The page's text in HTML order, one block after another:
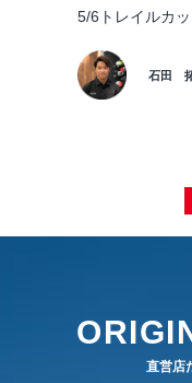
5/6トレイルカ
石田
直営店